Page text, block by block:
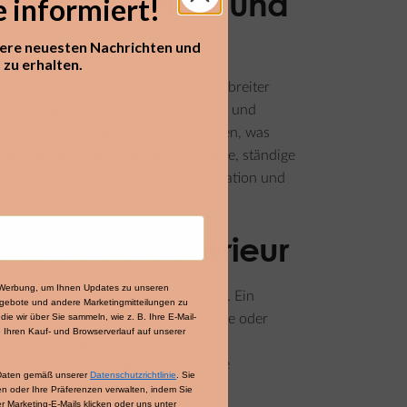
aufzubewahren. Ein 100 cm breiter
zur Organisation von Dokumenten und
Gegenständen zu haben, was
an denen der bequeme, ständige
im Raum aus, was die Konzentration und
im Bürointerieur
das Wohlbefinden der Nutzer. Ein
in Räumen mit begrenzter Fläche oder
Einrichtungskonzepte ein – vom
neutralen Hintergrund für farbige
austauschen zu müssen.
informiert!
neuesten Nachrichten und
erhalten.​
um Ihnen Updates zu unseren
und andere Marketingmitteilungen zu
wir über Sie sammeln, wie z. B. Ihre E-Mail-
Kauf- und Browserverlauf auf unserer
gemäß unsererDatenschutzrichtlinie . Sie
oder Ihre Präferenzen verwalten, indem Sie
Marketing-E-Mails klicken oder uns unter